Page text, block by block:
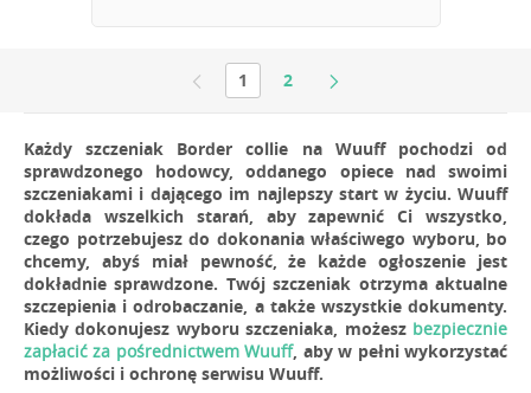
1 2
Każdy szczeniak Border collie na Wuuff pochodzi od
sprawdzonego hodowcy, oddanego opiece nad swoimi
szczeniakami i dającego im najlepszy start w życiu. Wuuff
dokłada wszelkich starań, aby zapewnić Ci wszystko,
czego potrzebujesz do dokonania właściwego wyboru, bo
chcemy, abyś miał pewność, że każde ogłoszenie jest
dokładnie sprawdzone. Twój szczeniak otrzyma aktualne
szczepienia i odrobaczanie, a także wszystkie dokumenty.
Kiedy dokonujesz wyboru szczeniaka, możesz bezpiecznie
zapłacić za pośrednictwem Wuuff, aby w pełni wykorzystać
możliwości i ochronę serwisu Wuuff.